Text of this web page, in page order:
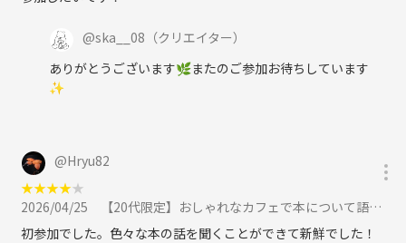
@ska__08 （クリエイター）
ありがとうございます🌿またのご参加お待ちしています
✨
@Hryu82
★★★★★
2026/04/25
【20代限定】おしゃれなカフェで本について語ろう@新宿☕️に参加
初参加でした。色々な本の話を聞くことができて新鮮でした！